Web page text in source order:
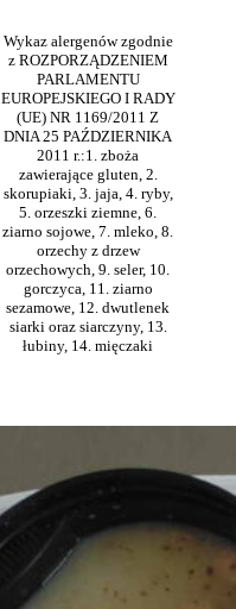
Wykaz alergenów zgodnie
z ROZPORZĄDZENIEM
PARLAMENTU
EUROPEJSKIEGO I RADY
(UE) NR 1169/2011 Z
DNIA 25 PAŹDZIERNIKA
2011 r.:1. zboża
zawierające gluten, 2.
skorupiaki, 3. jaja, 4. ryby,
5. orzeszki ziemne, 6.
ziarno sojowe, 7. mleko, 8.
orzechy z drzew
orzechowych, 9. seler, 10.
gorczyca, 11. ziarno
sezamowe, 12. dwutlenek
siarki oraz siarczyny, 13.
łubiny, 14. mięczaki